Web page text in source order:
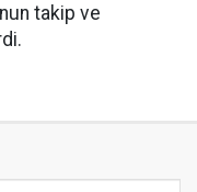
takip ve